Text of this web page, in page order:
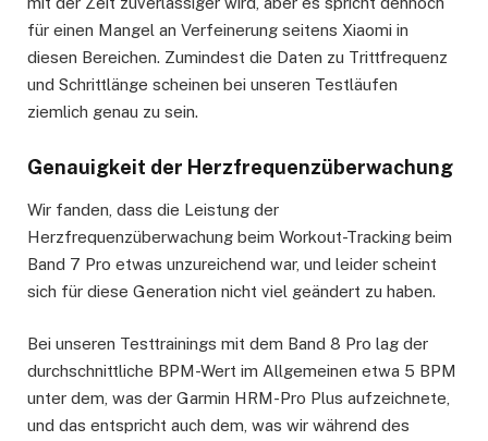
für einen Mangel an Verfeinerung seitens Xiaomi in
diesen Bereichen. Zumindest die Daten zu Trittfrequenz
und Schrittlänge scheinen bei unseren Testläufen
ziemlich genau zu sein.
Genauigkeit der Herzfrequenzüberwachung
Wir fanden, dass die Leistung der
Herzfrequenzüberwachung beim Workout-Tracking beim
Band 7 Pro etwas unzureichend war, und leider scheint
sich für diese Generation nicht viel geändert zu haben.
Bei unseren Testtrainings mit dem Band 8 Pro lag der
durchschnittliche BPM-Wert im Allgemeinen etwa 5 BPM
unter dem, was der Garmin HRM-Pro Plus aufzeichnete,
und das entspricht auch dem, was wir während des